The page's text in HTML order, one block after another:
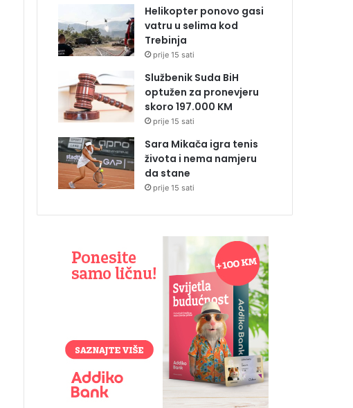
Helikopter ponovo gasi
vatru u selima kod
Trebinja
prije 15 sati
Službenik Suda BiH
optužen za pronevjeru
skoro 197.000 KM
prije 15 sati
Sara Mikača igra tenis
života i nema namjeru
da stane
prije 15 sati